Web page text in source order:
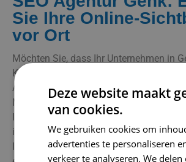
Sie Ihre Online-
vor Ort
Möchten Sie, dass Ihr Unternehmen in
Kunden besser gefunden wird? Als eine
Agentur in Genk wissen wir, wie wichtig
Menschen, die nach Produkten oder
Ihrer Region suchen, gut sichtbar zu
intelligenten, lokalen SEO-Ansatz sorgen
Ihr Unternehmen in den
Deze website maakt
van cookies.
We gebruiken cookies om
advertenties te personaliseren
verkeer te analyseren. We delen